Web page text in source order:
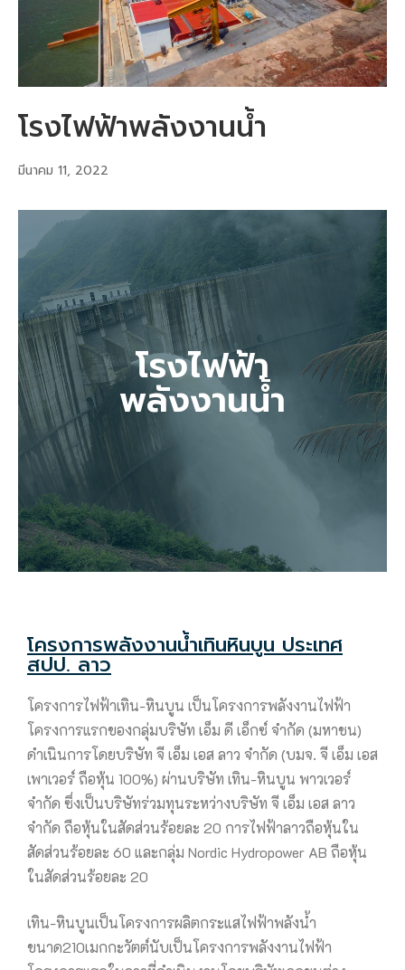
โรงไฟฟ้าพลังงานน้ำ
มีนาคม 11, 2022
โรงไฟฟ้า
พลังงานน้ำ
โครงการพลังงานน้ำเทินหินบูน ประเทศ
สปป. ลาว
โครงการไฟฟ้าเทิน-หินบูน เป็นโครงการพลังงานไฟฟ้า
โครงการแรกของกลุ่มบริษัท เอ็ม ดี เอ็กซ์ จำกัด (มหาชน)
ดำเนินการโดยบริษัท จี เอ็ม เอส ลาว จำกัด (บมจ. จี เอ็ม เอส
เพาเวอร์ ถือหุ้น 100%) ผ่านบริษัท เทิน-หินบูน พาวเวอร์
จำกัด ซึ่งเป็นบริษัทร่วมทุนระหว่างบริษัท จี เอ็ม เอส ลาว
จำกัด ถือหุ้นในสัดส่วนร้อยละ 20 การไฟฟ้าลาวถือหุ้นใน
สัดส่วนร้อยละ 60 และกลุ่ม Nordic Hydropower AB ถือหุ้น
ในสัดส่วนร้อยละ 20
เทิน-หินบูนเป็นโครงการผลิตกระแสไฟฟ้าพลังน้ำ
ขนาด210เมกกะวัตต์นับเป็นโครงการพลังงานไฟฟ้า